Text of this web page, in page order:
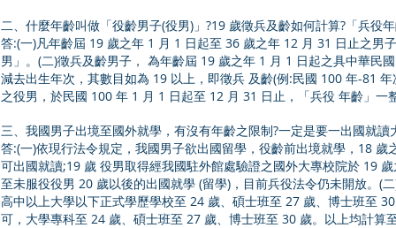
二、什麼年齡叫做「役齡男子(役男)」?19 歲徵兵及齡如何計算?「兵役
答:(一)凡年齡屆 19 歲之年 1 月 1 日起至 36 歲之年 12 月 31 日止之男
男」。(二)徵兵及齡男子， 為年齡屆 19 歲之年 1 月 1 日起之具中華民
減去出生年次，其數目如為 19 以上，即徵兵 及齡(例:民國 100 年-81
之役男，於民國 100 年 1 月 1 日起至 12 月 31 日止，「兵役 年齡」一
三、我國男子出境至國外就學，有沒有年齡之限制?一定是要一出國就讀
答:(一)依現行法令規定，我國男子欲出國留學，役齡前出境就學，18
可出國就讀;19 歲 役男取得經我國駐外館處驗證之國外大專校院於 19
至未服役役男 20 歲以後的出國就學 (留學)，目前兵役法令仍未開放。(
高中以上大學以下正式學歷學校至 24 歲、碩士班至 27 歲、博士班至
可，大學專科至 24 歲、碩士班至 27 歲、博士班至 30 歲。以上均計算